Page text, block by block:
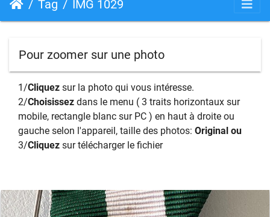
Tag IMG 1029
Pour zoomer sur une photo
1/Cliquez sur la photo qui vous intéresse.
2/Choisissez dans le menu ( 3 traits horizontaux sur
mobile, rectangle blanc sur PC ) en haut à droite ou
gauche selon l'appareil, taille des photos: Original ou
3/Cliquez sur télécharger le fichier